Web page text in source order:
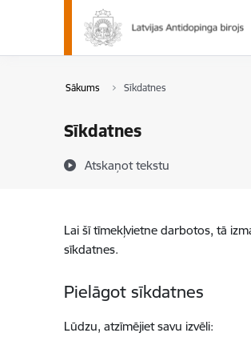
Pāriet uz lapas saturu
Sākums Sīkdatnes
Sīkdatnes
Atskaņot tekstu
Lai šī tīmekļvietne darbotos, tā
sīkdatnes.
Pielāgot sīkdatnes
Lūdzu, atzīmējiet savu izvēli: